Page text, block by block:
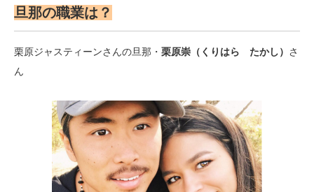
旦那の職業は？
栗原ジャスティーンさんの旦那・ 栗原崇（くりはら たかし） さ
ん